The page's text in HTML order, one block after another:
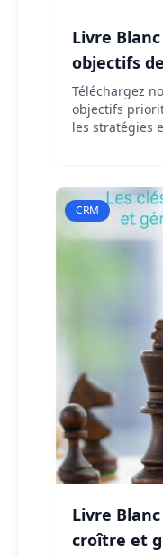
Livre
objectifs
Téléchargez
objectifs
les stratégies
CRM
Livre
croître et